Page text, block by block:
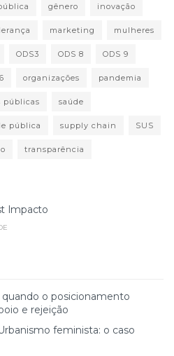
gênero inovação
marketing mulheres
ODS3 ODS 8 ODS 9
organizações pandemia
públicas saúde
pública supply chain SUS
transparência
Impacto
o posicionamento
e rejeição
feminista: o caso